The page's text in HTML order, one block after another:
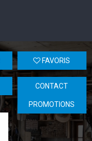
FAVORIS
CONTACT
PROMOTIONS